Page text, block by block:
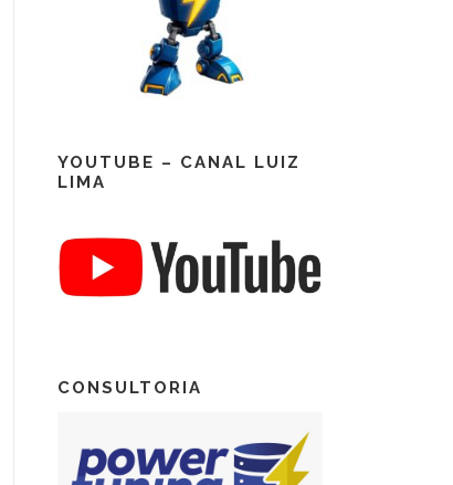
YOUTUBE – CANAL LUIZ
LIMA
CONSULTORIA